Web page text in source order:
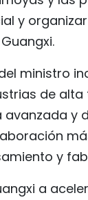
y
ministro
de
y
y
a